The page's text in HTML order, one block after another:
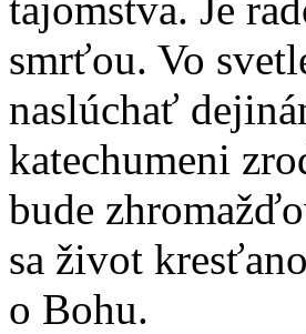
smrťou. Vo
naslúchať
katechumeni
bude
sa život
o Bohu.